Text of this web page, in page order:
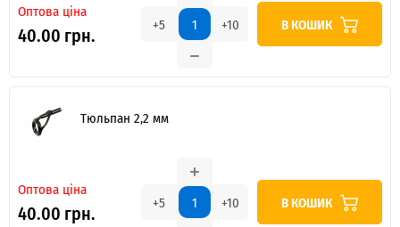
Оптова ціна
40.00 грн. +5 +10 В КОШИК
Тюльпан 2,2 мм
Оптова ціна
40.00 грн. +5 +10 В КОШИК